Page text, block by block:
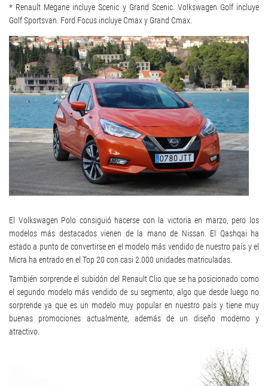
* Renault Megane incluye Scenic y Grand Scenic. Volkswagen Golf incluye
Golf Sportsvan. Ford Focus incluye Cmax y Grand Cmax.
El Volkswagen Polo consiguió hacerse con la victoria en marzo, pero los
modelos más destacados vienen de la mano de Nissan. El Qashqai ha
estado a punto de convertirse en el modelo más vendido de nuestro país y el
Micra ha entrado en el Top 20 con casi 2.000 unidades matriculadas.
También sorprende el subidón del Renault Clio que se ha posicionado como
el segundo modelo más vendido de su segmento, algo que desde luego no
sorprende ya que es un modelo muy popular en nuestro país y tiene muy
buenas promociones actualmente, además de un diseño moderno y
atractivo.